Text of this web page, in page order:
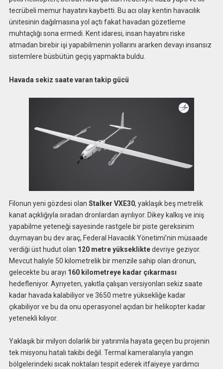
tecrübeli memur hayatını kaybetti. Bu acı olay kentin havacılık
ünitesinin dağılmasına yol açtı fakat havadan gözetleme
muhtaçlığı sona ermedi. Kent idaresi, insan hayatını riske
atmadan birebir işi yapabilmenin yollarını ararken devayı insansız
sistemlere büsbütün geçiş yapmakta buldu.
Havada sekiz saate varan takip gücü
Filonun yeni gözdesi olan Stalker VXE30, yaklaşık beş metrelik
kanat açıklığıyla sıradan dronlardan ayrılıyor. Dikey kalkış ve iniş
yapabilme yeteneği sayesinde rastgele bir piste gereksinim
duymayan bu dev araç, Federal Havacılık Yönetimi’nin müsaade
verdiği üst hudut olan 120 metre yüksekliktedevriye geziyor.
Mevcut haliyle 50 kilometrelik bir menzile sahip olan dronun,
gelecekte bu arayı 160 kilometreye kadar çıkarması
hedefleniyor. Ayrıyeten, yakıtla çalışan versiyonları sekiz saate
kadar havada kalabiliyor ve 3650 metre yüksekliğe kadar
çıkabiliyor ve bu da onu operasyonel açıdan bir helikopter kadar
yetenekli kılıyor.
Yaklaşık bir milyon dolarlık bir yatırımla hayata geçen bu projenin
tek misyonu hatalı takibi değil. Termal kameralarıyla yangın
bölgelerindeki sıcak noktaları tespit ederek itfaiyeye yardımcı